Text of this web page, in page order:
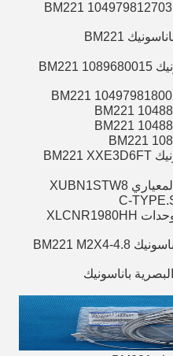
آلة وضع الوحدات من باناسونيك BM221 104979812703
ماكنة وضع وحدات معيارية من باناسونيك BM221
ماكنة تنسيب معيارية من باناسونيك BM221 1089680015
آلة التنسيب المعيارية من باناسونيك BM221 XXE3D6FT
باناسونيك BM221 آلة التنسيب المعياري XUBN1STW8
باناسونيك BM221 آلة التنسيب وحدات XLCNR1980HH
N510018027AA برغي رأس باناسونيك BM221 M2X4-4.8